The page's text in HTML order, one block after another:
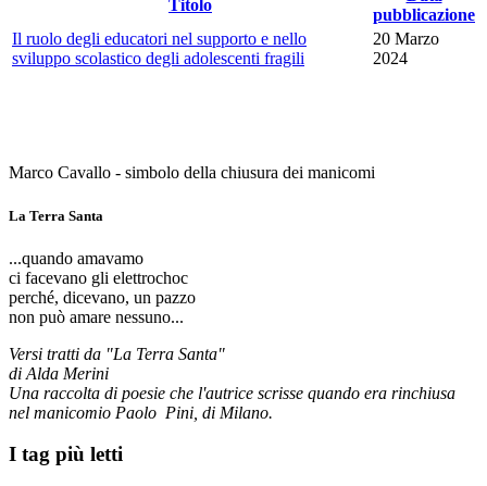
Titolo
pubblicazione
Il ruolo degli educatori nel supporto e nello
sviluppo scolastico degli adolescenti fragili
20 Marzo
2024
Marco Cavallo - simbolo della chiusura dei manicomi
La Terra Santa
...quando amavamo
ci facevano gli elettrochoc
perché, dicevano, un pazzo
non può amare nessuno...
Versi tratti da "La Terra Santa"
di Alda Merini
Una raccolta di poesie che l'autrice scrisse quando era rinchiusa
nel manicomio Paolo Pini, di Milano.
I tag più letti